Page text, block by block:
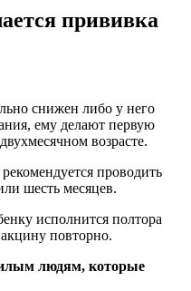
прививка
снижен либо у него
ему делают первую
возрасте.
проводить
шесть месяцев.
исполнится полтора
повторно.
людям, которые